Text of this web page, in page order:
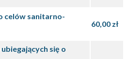
celów sanitarno-
60,00 zł
się o